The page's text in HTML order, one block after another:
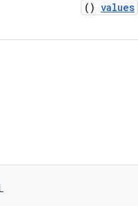
values
()